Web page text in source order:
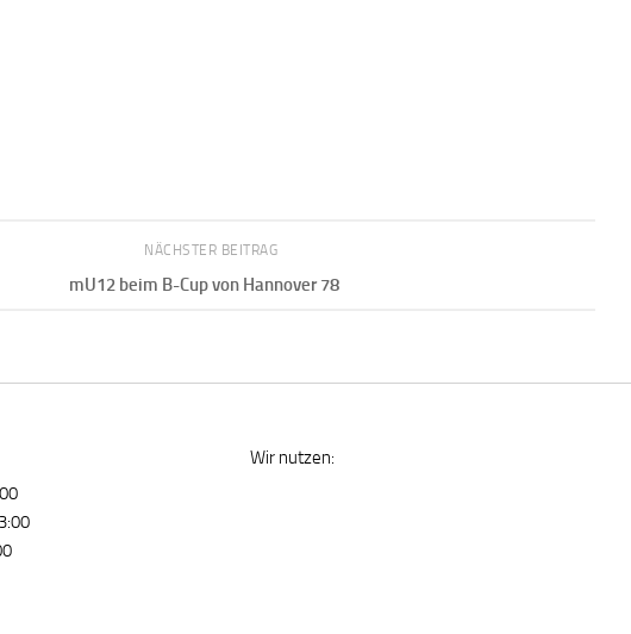
NÄCHSTER BEITRAG
mU12 beim B-Cup von Hannover 78
Wir nutzen: